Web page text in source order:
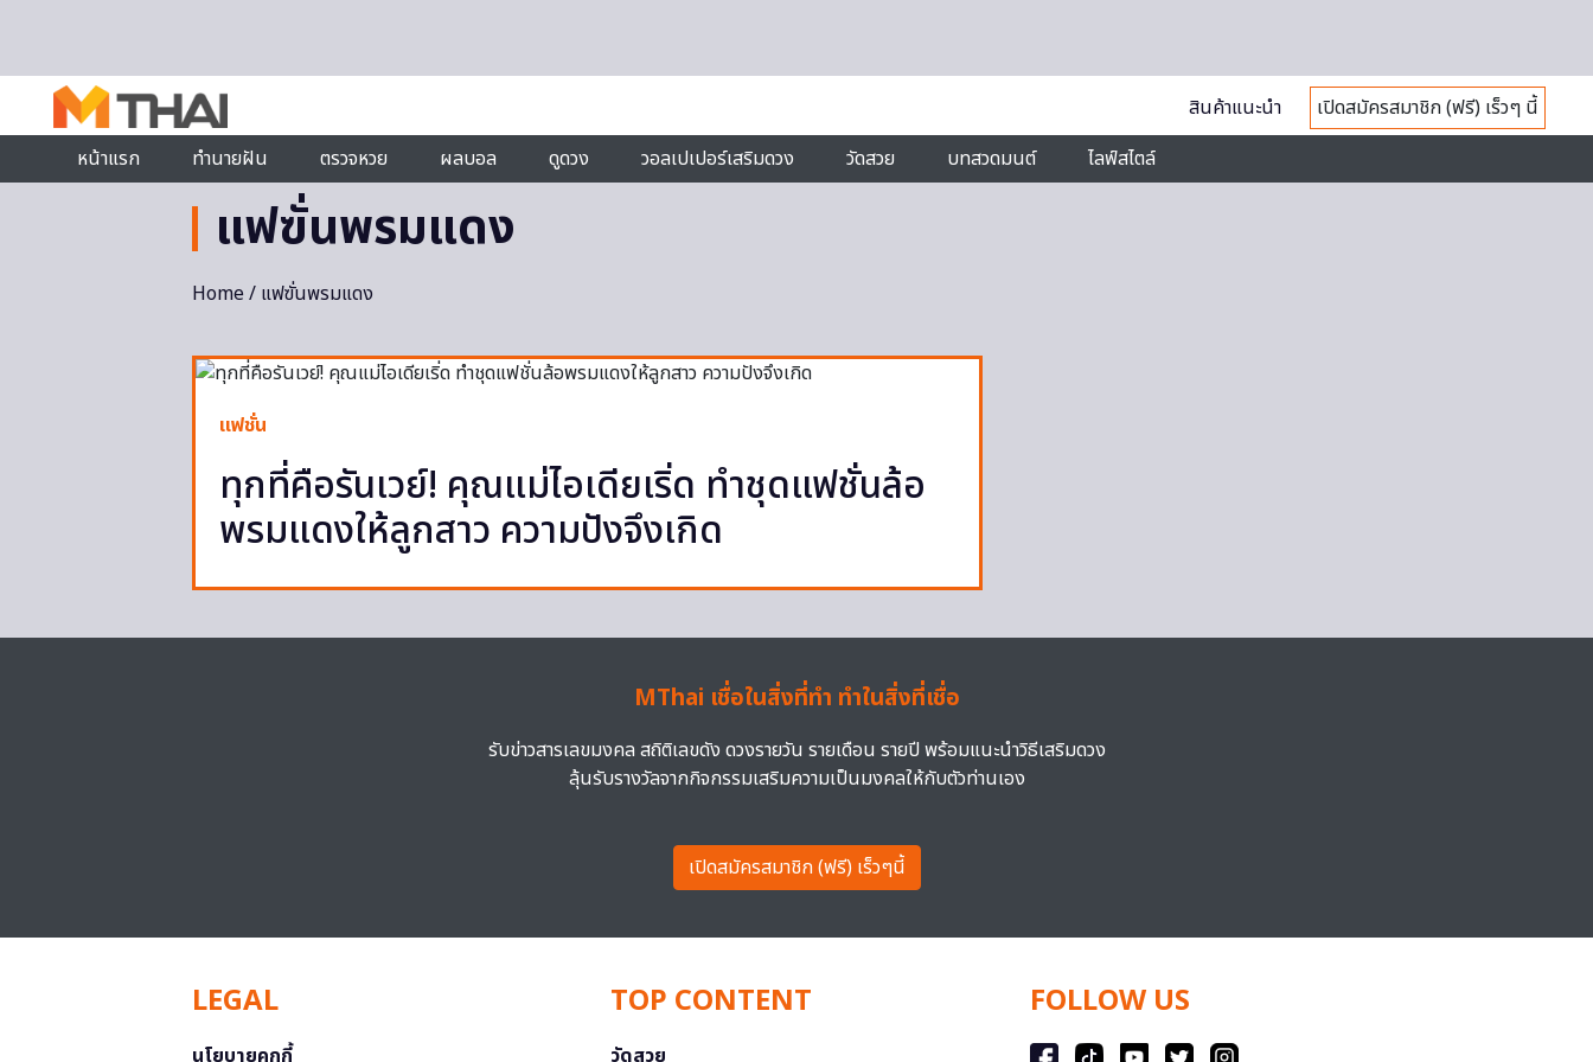
สินค้าแนะนำ
เปิดสมัครสมาชิก (ฟรี) เร็วๆ นี้
หน้าแรก
ทำนายฝัน ตรวจหวย ผลบอล ดูดวง วอลเปเปอร์เสริมดวง วัดสวย บทสวดมนต์ ไลฟ์สไตล์
แฟฃั่นพรมแดง
Home/ แฟฃั่นพรมแดง
แฟชั่น
ทุกที่คือรันเวย์! คุณแม่ไอเดียเริ่ด ทำชุดแฟชั่นล้อ
พรมแดงให้ลูกสาว ความปังจึงเกิด
MThai เชื่อในสิ่งที่ทำ ทำในสิ่งที่เชื่อ
รับข่าวสารเลขมงคล สถิติเลขดัง ดวงรายวัน รายเดือน รายปี พร้อมแนะนำวิธีเสริมดวง
ลุ้นรับรางวัลจากกิจกรรมเสริมความเป็นมงคลให้กับตัวท่านเอง
เปิดสมัครสมาชิก (ฟรี) เร็วๆนี้
LEGAL
นโยบายคุกกี้
TOP CONTENT
วัดสวย
FOLLOW US